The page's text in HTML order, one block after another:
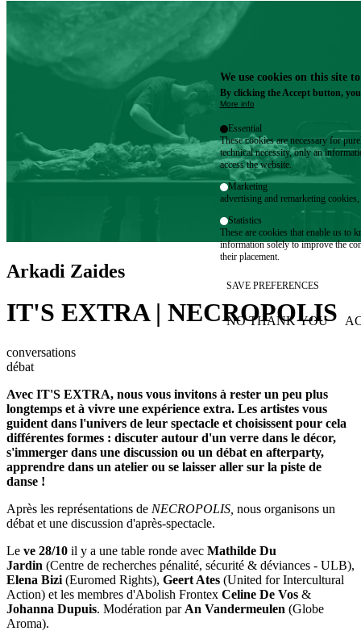
Arkadi Zaides
IT'S EXTRA | NECROPOLIS
conversations
débat
Avec IT'S EXTRA, nous vous invitons à rester un peu plus
longtemps et à vivre une expérience extra. Les artistes vous
guident dans l'univers de leur spectacle et choisissent pour cela
différentes formes : discuter autour d'un verre dans le décor,
s'immerger dans une discussion ou un débat en afterparty,
apprendre dans un atelier ou se laisser aller sur la piste de
danse !
Après les représentations de NECROPOLIS, nous organisons un
débat et une discussion d'après-spectacle.
Le ve 28/10 il y a une table ronde avec Mathilde Du
Jardin (Centre de recherches pénalité, sécurité & déviances - ULB),
Elena Bizi (Euromed Rights), Geert Ates (United for Intercultural
Action) et les membres d'Abolish Frontex Celine De Vos &
Johanna Dupuis. Modération par An Vandermeulen (Globe
Aroma).
We use cookies on this site
By clicking the Accept button,
More info
Essential
These cookies are necessary for
technical necessity, only an
access the website.
Marketing
advertising and remarketing cookies,
Statistics
These are cookies that enable us to
information solely to improve the
their placement.
SAVE PREFERENCES
NO THANK YOU
WITHDRAW